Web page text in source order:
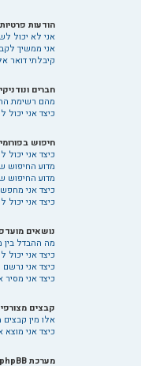
הודעות פרטיות
אני לא יכול
אני ממשיך
קיבלתי דואר
חברים
מהם רשימת
כיצד אני
חיפוש
כיצד אני
מדוע החיפוש
מדוע החיפוש
כיצד אני
כיצד אני
נושאים
מה ההבדל בין
כיצד אני
כיצד אני
כיצד אני
קבצים
אלו מין קבצים
כיצד אני
מערכת phpBB